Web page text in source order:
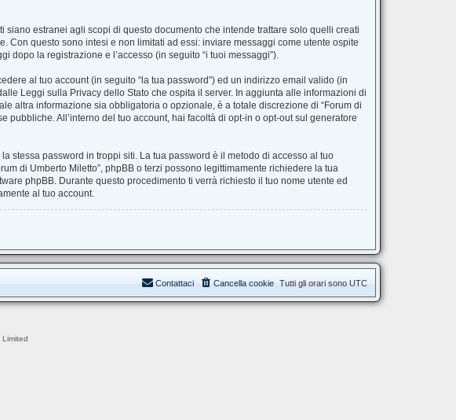
estranei agli scopi di questo documento che intende trattare solo quelli creati
questo sono intesi e non limitati ad essi: inviare messaggi come utente ospite
dopo la registrazione e l’accesso (in seguito “i tuoi messaggi”).
al tuo account (in seguito “la tua password”) ed un indirizzo email valido (in
Leggi sulla Privacy dello Stato che ospita il server. In aggiunta alle informazioni di
altra informazione sia obbligatoria o opzionale, è a totale discrezione di “Forum di
All’interno del tuo account, hai facoltà di opt-in o opt-out sul generatore
stessa password in troppi siti. La tua password è il metodo di accesso al tuo
di Umberto Miletto”, phpBB o terzi possono legittimamente richiedere la tua
phpBB. Durante questo procedimento ti verrà richiesto il tuo nome utente ed
al tuo account.
Tutti gli orari sono UTC
Cancella cookie
Contattaci